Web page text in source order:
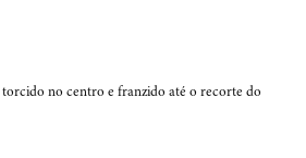
no centro e franzido até o recorte do